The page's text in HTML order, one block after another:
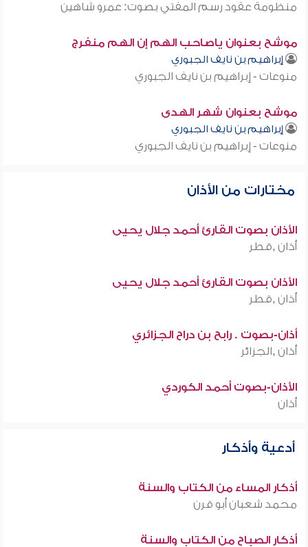
منظومة عقود رسم المفتي بصوت: عمرو شاهين
موشح بعنوان ياصاحب الهم إن الهم منفرج
إبراهيم بن نايف الجبوري
منوعات - إبراهيم بن نايف الجبوري
موشح بعنوان شهر الهدى
إبراهيم بن نايف الجبوري
منوعات - إبراهيم بن نايف الجبوري
مختارات من الأذان
الأذان بصوت القارئ أحمد جلال يحيى
أذان ,قطر
الأذان بصوت القارئ أحمد جلال يحيى
أذان ,قطر
أذان-بصوت . رابح بن دراح الجزائري
أذان ,الجزائر
الأذان-بصوت أحمد الكوردي
أذان
أدعية وأذكار
أذكار المساء من الكتاب والسنة
محمد شعبان أبو قرن
أذكار الصباح من الكتاب والسنة